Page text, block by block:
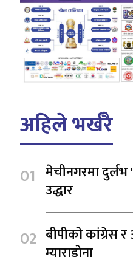
अहिले भर्खरै
मेचीनगरमा दुर्लभ
उद्धार
बीपीको कांग्रेस र